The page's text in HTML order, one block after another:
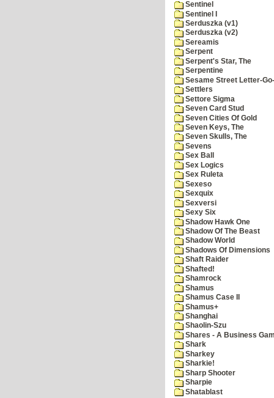
Sentinel
Sentinel I
Serduszka (v1)
Serduszka (v2)
Sereamis
Serpent
Serpent's Star, The
Serpentine
Sesame Street Letter-
Settlers
Settore Sigma
Seven Card Stud
Seven Cities Of Gold
Seven Keys, The
Seven Skulls, The
Sevens
Sex Ball
Sex Logics
Sex Ruleta
Sexeso
Sexquix
Sexversi
Sexy Six
Shadow Hawk One
Shadow Of The Beast
Shadow World
Shadows Of Dimensions
Shaft Raider
Shafted!
Shamrock
Shamus
Shamus Case II
Shamus+
Shanghai
Shaolin-Szu
Shares - A Business
Shark
Sharkey
Sharkie!
Sharp Shooter
Sharpie
Shatablast